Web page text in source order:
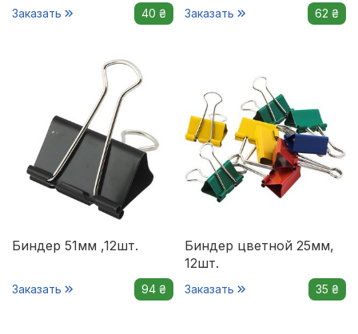
Заказать 40 ₴ Заказать 62 ₴
Биндер 51мм ,12шт.
Заказать 94 ₴
Биндер цветной 25мм,
12шт.
Заказать 35 ₴